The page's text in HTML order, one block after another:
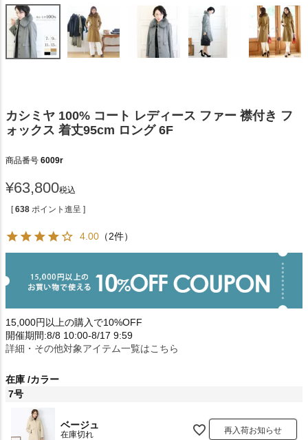
カシミヤ 100% コート レディース ファー 襟付き フ
ォックス 着丈95cm ロング 6F
商品番号 6009r
¥63,800税込
[ 638 ポイント進呈 ]
4.00 （2件）
15,000円以上の購入で10%OFF
開催期間:8/8 10:00-8/17 9:59
詳細・その他対象アイテム一覧はこちら
在庫 カラー
7号
ベージュ
在庫切れ 再入荷お知らせ